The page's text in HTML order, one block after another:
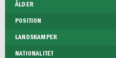
ÅLDER
POSITION
LANDSKAMPER
NATIONALITET